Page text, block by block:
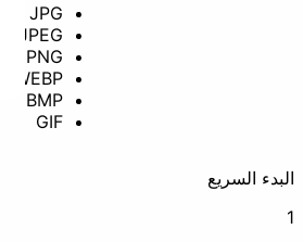
JPG
JPEG
PNG
WEBP
BMP
GIF
السريع